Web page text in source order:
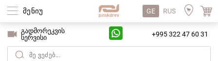
მენიუ GE RUS
გადმორეკვის
სერვისი
+995 322 47 60 31